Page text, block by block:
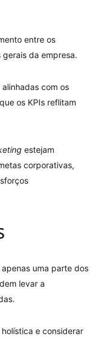
entre os
da empresa.
com os
os KPIs reflitam
estejam
corporativas,
uma parte dos
levar a
e considerar